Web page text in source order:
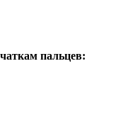
пальцев: